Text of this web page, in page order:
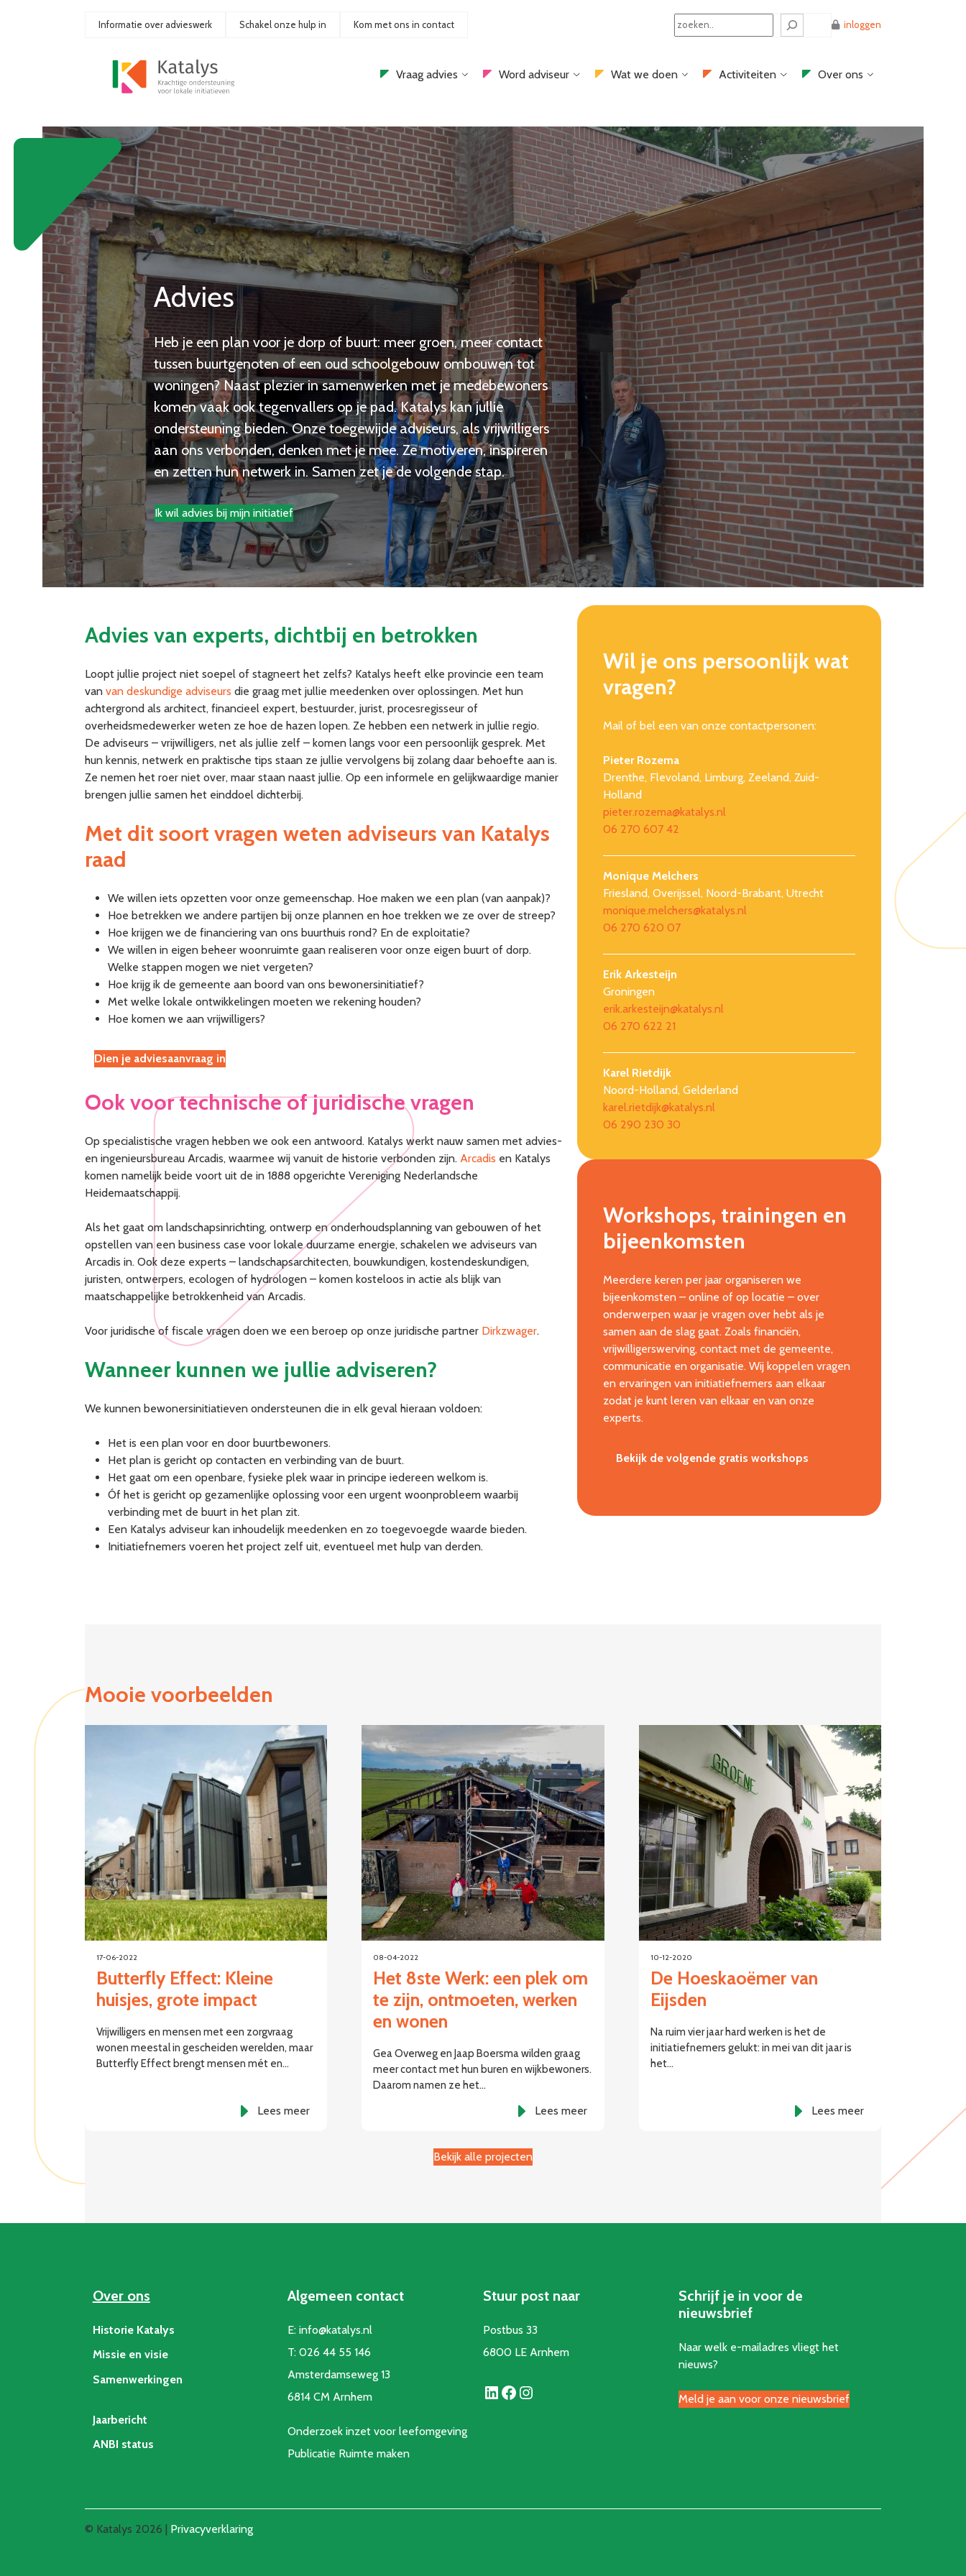
Informatie over advieswerk Schakel onze hulp in Kom met ons in contact
Search
inloggen
Vraag advies Word adviseur Wat we doen Activiteiten Over ons
Advies
Heb je een plan voor je dorp of buurt: meer groen, meer contact
tussen buurtgenoten of een oud schoolgebouw ombouwen tot
woningen? Naast plezier in samenwerken met je medebewoners
komen vaak ook tegenvallers op je pad. Katalys kan jullie
ondersteuning bieden. Onze toegewijde adviseurs, als vrijwilligers
aan ons verbonden, denken met je mee. Ze motiveren, inspireren
en zetten hun netwerk in. Samen zet je de volgende stap.
Ik wil advies bij mijn initiatief
Advies van experts, dichtbij en betrokken
Loopt jullie project niet soepel of stagneert het zelfs? Katalys heeft elke provincie een team
van van deskundige adviseurs die graag met jullie meedenken over oplossingen. Met hun
achtergrond als architect, financieel expert, bestuurder, jurist, procesregisseur of
overheidsmedewerker weten ze hoe de hazen lopen. Ze hebben een netwerk in jullie regio.
De adviseurs – vrijwilligers, net als jullie zelf – komen langs voor een persoonlijk gesprek. Met
hun kennis, netwerk en praktische tips staan ze jullie vervolgens bij zolang daar behoefte aan is.
Ze nemen het roer niet over, maar staan naast jullie. Op een informele en gelijkwaardige manier
brengen jullie samen het einddoel dichterbij.
Met dit soort vragen weten adviseurs van Katalys
raad
We willen iets opzetten voor onze gemeenschap. Hoe maken we een plan (van aanpak)?
Hoe betrekken we andere partijen bij onze plannen en hoe trekken we ze over de streep?
Hoe krijgen we de financiering van ons buurthuis rond? En de exploitatie?
We willen in eigen beheer woonruimte gaan realiseren voor onze eigen buurt of dorp.
Welke stappen mogen we niet vergeten?
Hoe krijg ik de gemeente aan boord van ons bewonersinitiatief?
Met welke lokale ontwikkelingen moeten we rekening houden?
Hoe komen we aan vrijwilligers?
Dien je adviesaanvraag in
Ook voor technische of juridische vragen
Op specialistische vragen hebben we ook een antwoord. Katalys werkt nauw samen met advies-
en ingenieursbureau Arcadis, waarmee wij vanuit de historie verbonden zijn. Arcadis en Katalys
komen namelijk beide voort uit de in 1888 opgerichte Vereniging Nederlandsche
Heidemaatschappij.
Als het gaat om landschapsinrichting, ontwerp en onderhoudsplanning van gebouwen of het
opstellen van een business case voor lokale duurzame energie, schakelen we adviseurs van
Arcadis in. Ook deze experts – landschapsarchitecten, bouwkundigen, kostendeskundigen,
juristen, ontwerpers, ecologen of hydrologen – komen kosteloos in actie als blijk van
maatschappelijke betrokkenheid van Arcadis.
Voor juridische of fiscale vragen doen we een beroep op onze juridische partner Dirkzwager.
Wanneer kunnen we jullie adviseren?
We kunnen bewonersinitiatieven ondersteunen die in elk geval hieraan voldoen:
Het is een plan voor en door buurtbewoners.
Het plan is gericht op contacten en verbinding van de buurt.
Het gaat om een openbare, fysieke plek waar in principe iedereen welkom is.
Óf het is gericht op gezamenlijke oplossing voor een urgent woonprobleem waarbij
verbinding met de buurt in het plan zit.
Een Katalys adviseur kan inhoudelijk meedenken en zo toegevoegde waarde bieden.
Initiatiefnemers voeren het project zelf uit, eventueel met hulp van derden.
Wil je ons persoonlijk wat
vragen?
Mail of bel een van onze contactpersonen:
Pieter Rozema
Drenthe, Flevoland, Limburg, Zeeland, Zuid-
Holland
pieter.rozema@katalys.nl
06 270 607 42
Monique Melchers
Friesland, Overijssel, Noord-Brabant, Utrecht
monique.melchers@katalys.nl
06 270 620 07
Erik Arkesteijn
Groningen
erik.arkesteijn@katalys.nl
06 270 622 21
Karel Rietdijk
Noord-Holland, Gelderland
karel.rietdijk@katalys.nl
06 290 230 30
Workshops, trainingen en
bijeenkomsten
Meerdere keren per jaar organiseren we
bijeenkomsten – online of op locatie – over
onderwerpen waar je vragen over hebt als je
samen aan de slag gaat. Zoals financiën,
vrijwilligerswerving, contact met de gemeente,
communicatie en organisatie. Wij koppelen vragen
en ervaringen van initiatiefnemers aan elkaar
zodat je kunt leren van elkaar en van onze
experts.
Bekijk de volgende gratis workshops
Mooie voorbeelden
17-06-2022
Butterfly Effect: Kleine
huisjes, grote impact
Vrijwilligers en mensen met een zorgvraag
wonen meestal in gescheiden werelden, maar
Butterfly Effect brengt mensen mét en…
Lees meer
08-04-2022
Het 8ste Werk: een plek om
te zijn, ontmoeten, werken
en wonen
Gea Overweg en Jaap Boersma wilden graag
meer contact met hun buren en wijkbewoners.
Daarom namen ze het…
Lees meer
10-12-2020
De Hoeskaoëmer van
Eijsden
Na ruim vier jaar hard werken is het de
initiatiefnemers gelukt: in mei van dit jaar is
het…
Lees meer
Bekijk alle projecten
Over ons
Historie Katalys
Missie en visie
Samenwerkingen
Jaarbericht
ANBI status
Algemeen contact
E:info@katalys.nl
T:026 44 55 146
Amsterdamseweg 13
6814 CM Arnhem
Onderzoek inzet voor leefomgeving
Publicatie Ruimte maken
Stuur post naar
Postbus 33
6800 LE Arnhem
LinkedIn Facebook Instagram
Schrijf je in voor de
nieuwsbrief
Naar welk e-mailadres vliegt het
nieuws?
Meld je aan voor onze nieuwsbrief
© Katalys 2026 | Privacyverklaring